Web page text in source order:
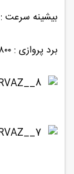
بیشینه سرعت : ۹۲۵ کیلومتر بر ساعت
برد پروازی : ۳۸۰۰ کیلومتر